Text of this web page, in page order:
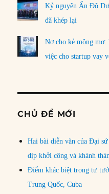
Kỷ nguyên Ấn Độ
đã khép lại
Nợ cho kẻ mộng mơ:
việc cho startup vay
CHỦ ĐỀ MỚI
Hai bài diễn văn của Đại
dịp khởi công và khánh
Điểm khác biệt trong tư
Trung Quốc, Cuba